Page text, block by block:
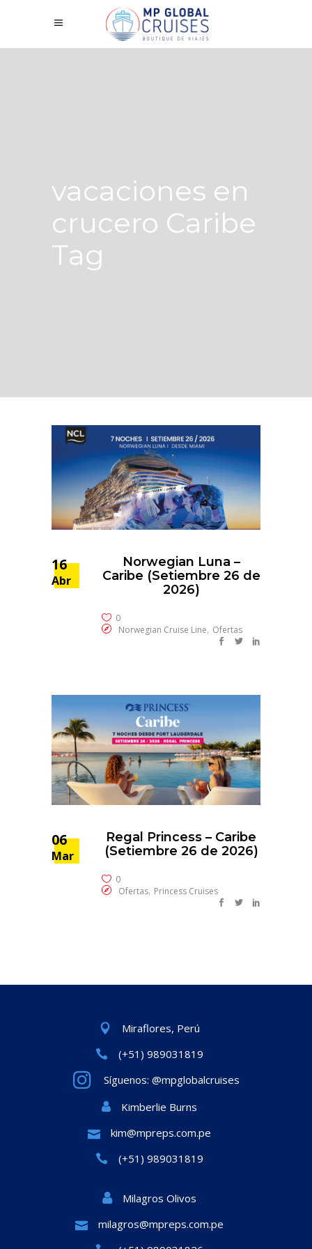
vacaciones en
crucero Caribe
Tag
16
Abr
Norwegian Luna –
Caribe (Setiembre 26 de
2026)
0
Norwegian Cruise Line, Ofertas
06
Mar
Regal Princess – Caribe
(Setiembre 26 de 2026)
0
Ofertas, Princess Cruises
Miraflores, Perú
(+51) 989031819
Síguenos: @mpglobalcruises
Kimberlie Burns
kim@mpreps.com.pe
(+51) 989031819
Milagros Olivos
milagros@mpreps.com.pe